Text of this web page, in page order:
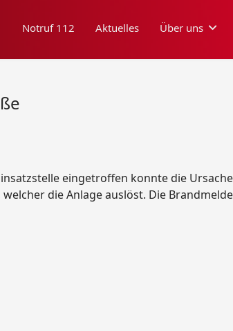
Notruf 112 Aktuelles Über uns
eingetroffen konnte die
die Anlage auslöst. Die